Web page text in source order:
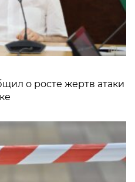
о росте жертв атаки